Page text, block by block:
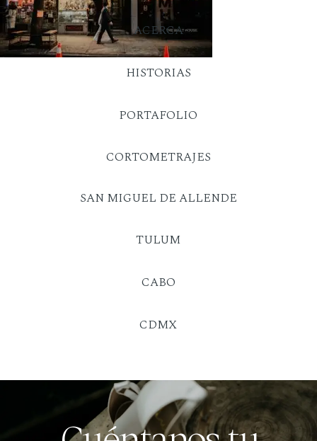
ACERCA
SAN MIGUEL DE ALLENDE
HISTORIAS
TULUM
PORTAFOLIO
CABO
CDMX
CORTOMETRAJES